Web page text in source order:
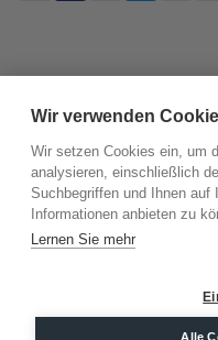
©2026.
Wir verwenden
Wir setzen Cookies ein, um
analysieren, einschließlich
Suchbegriffen und Ihnen auf
Informationen anbieten zu
Lernen Sie mehr
Alle